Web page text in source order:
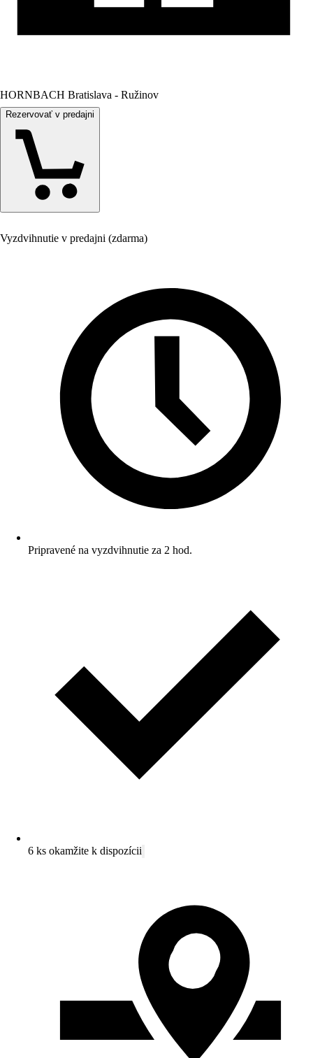
HORNBACH Bratislava - Ružinov
Rezervovať v predajni
Vyzdvihnutie v predajni (zdarma)
Pripravené na vyzdvihnutie za 2 hod.
6 ks okamžite k dispozícii